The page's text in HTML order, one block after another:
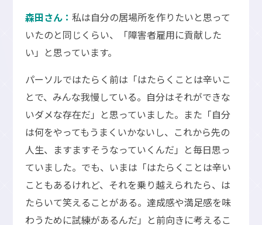
森田さん： 私は自分の居場所を作りたいと思って
いたのと同じくらい、「障害者雇用に貢献した
い」と思っています。
パーソルではたらく前は「はたらくことは辛いこ
とで、みんな我慢している。自分はそれができな
いダメな存在だ」と思っていました。また「自分
は何をやってもうまくいかないし、これから先の
人生、ますますそうなっていくんだ」と毎日思っ
ていました。でも、いまは「はたらくことは辛い
こともあるけれど、それを乗り越えられたら、は
たらいて笑えることがある。達成感や満足感を味
わうために試練があるんだ」と前向きに考えるこ